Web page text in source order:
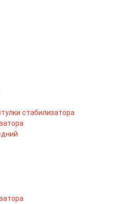
стабилизатора